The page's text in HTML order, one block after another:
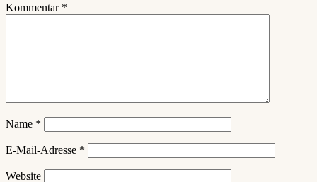
Kommentar *
Name *
E-Mail-Adresse *
Website